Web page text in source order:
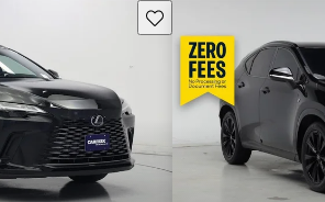
Guarda este Aviso